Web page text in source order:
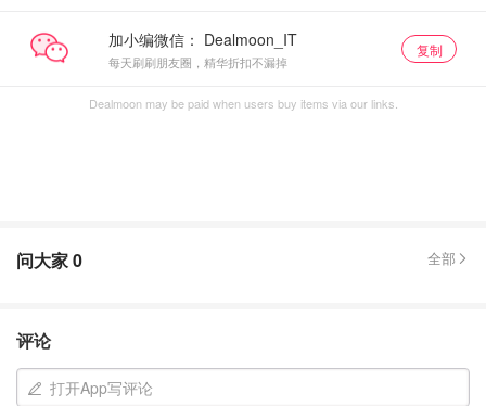
加小编微信：
每天刷刷朋友圈，精华折扣不漏掉
复制
Dealmoon may be paid when users buy items via our links.
问大家0 全部
评论
打开App写评论